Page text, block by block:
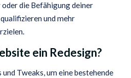
die Befähigung deiner
und mehr
ein Redesign?
Tweaks, um eine bestehende